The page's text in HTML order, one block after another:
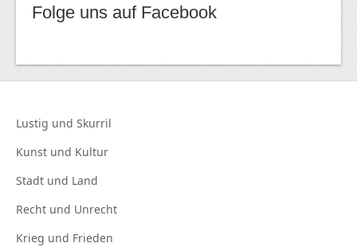
Folge uns auf Facebook
Lustig und Skurril
Kunst und Kultur
Stadt und Land
Recht und Unrecht
Krieg und Frieden